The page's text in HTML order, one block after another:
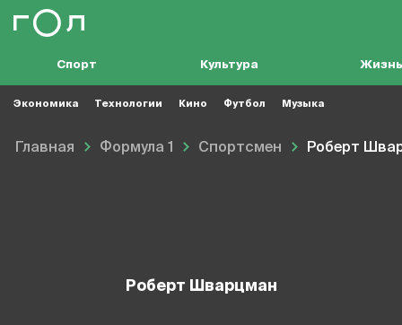
Спорт Культура Жизнь
Экономика Технологии Кино Футбол Музыка
Главная Формула 1 Спортсмен Роберт
Роберт Шварцман